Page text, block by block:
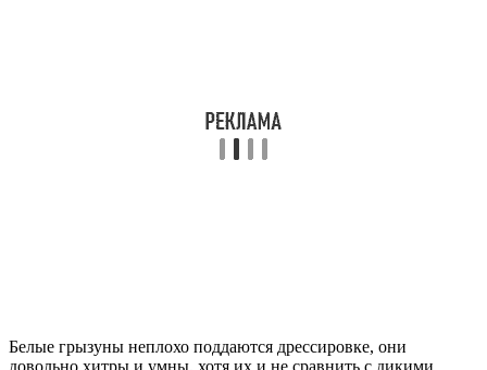
Белые грызуны неплохо поддаются дрессировке, они
довольно хитры и умны, хотя их и не сравнить с дикими